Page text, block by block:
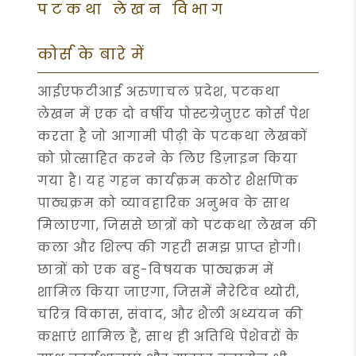
पटकथा लेखन विभाग
कोर्स के बारे में
आईएफटीआई अरुणाचल प्रदेश, पटकथा
लेखन में एक दो वर्षीय पोस्टग्रेजुएट कोर्स पेश
करता है जो आगामी पीढ़ी के पटकथा लेखकों
को प्रोत्साहित करने के लिए डिज़ाइन किया
गया है। यह गहन कार्यक्रम कठोर शैक्षणिक
पाठ्यक्रम को व्यावहारिक अनुभव के साथ
मिलाएगा, जिससे छात्रों को पटकथा लेखन की
कला और शिल्प की गहरी समझ प्राप्त होगी।
छात्रों को एक बहु-विषयक पाठ्यक्रम में
शामिल किया जाएगा, जिसमें नैरेटिव थ्योरी,
चरित्र विकास, संवाद, और शैली अध्ययन की
कक्षाएं शामिल हैं, साथ ही अतिथि पेशेवरों के